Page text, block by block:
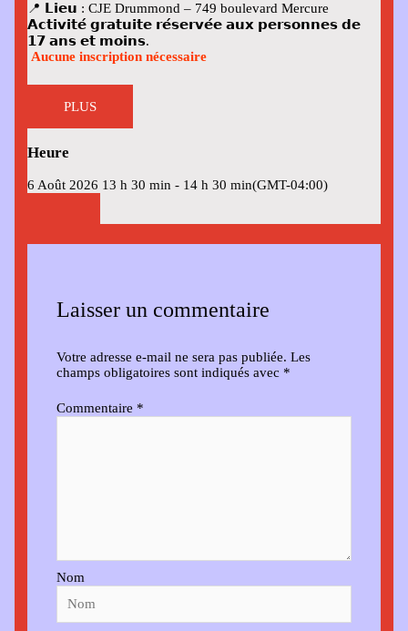
📍 𝗟𝗶𝗲𝘂 : CJE Drummond – 749 boulevard Mercure
𝗔𝗰𝘁𝗶𝘃𝗶𝘁𝗲́ 𝗴𝗿𝗮𝘁𝘂𝗶𝘁𝗲 𝗿𝗲́𝘀𝗲𝗿𝘃𝗲́𝗲 𝗮𝘂𝘅 𝗽𝗲𝗿𝘀𝗼𝗻𝗻𝗲𝘀 𝗱𝗲
𝟭𝟳 𝗮𝗻𝘀 𝗲𝘁 𝗺𝗼𝗶𝗻𝘀.
Aucune inscription nécessaire
PLUS
Heure
6 Août 2026 13 h 30 min - 14 h 30 min(GMT-04:00)
Laisser un commentaire
Votre adresse e-mail ne sera pas publiée. Les
champs obligatoires sont indiqués avec *
Commentaire *
Nom